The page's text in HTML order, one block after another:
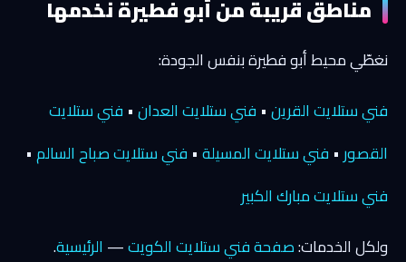
مناطق قريبة من أبو فطيرة نخدمها
نغطّي محيط أبو فطيرة بنفس الجودة:
فني ستلايت القرين• فني ستلايت العدان• فني ستلايت
القصور• فني ستلايت المسيلة• فني ستلايت صباح السالم•
فني ستلايت مبارك الكبير
ولكل الخدمات:صفحة فني ستلايت الكويت— الرئيسية.